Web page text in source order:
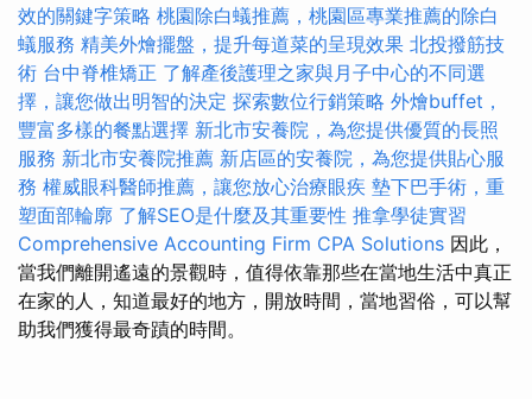
效的關鍵字策略 桃園除白蟻推薦，桃園區專業推薦的除白
蟻服務 精美外燴擺盤，提升每道菜的呈現效果 北投撥筋技
術 台中脊椎矯正 了解產後護理之家與月子中心的不同選
擇，讓您做出明智的決定 探索數位行銷策略 外燴buffet，
豐富多樣的餐點選擇 新北市安養院，為您提供優質的長照
服務 新北市安養院推薦 新店區的安養院，為您提供貼心服
務 權威眼科醫師推薦，讓您放心治療眼疾 墊下巴手術，重
塑面部輪廓 了解SEO是什麼及其重要性 推拿學徒實習
Comprehensive Accounting Firm CPA Solutions 因此，
當我們離開遙遠的景觀時，值得依靠那些在當地生活中真正
在家的人，知道最好的地方，開放時間，當地習俗，可以幫
助我們獲得最奇蹟的時間。